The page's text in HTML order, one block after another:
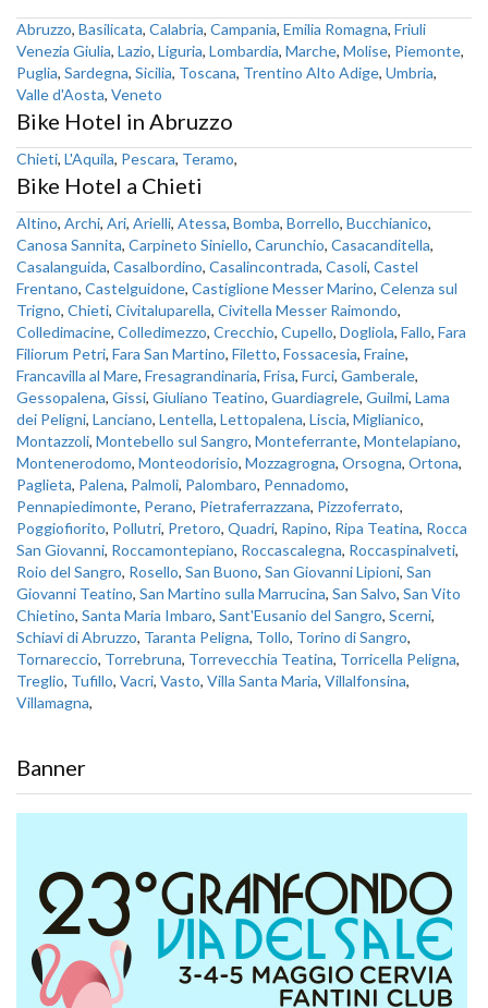
Abruzzo, Basilicata, Calabria, Campania, Emilia Romagna, Friuli
Venezia Giulia, Lazio, Liguria, Lombardia, Marche, Molise, Piemonte,
Puglia, Sardegna, Sicilia, Toscana, Trentino Alto Adige, Umbria,
Valle d'Aosta, Veneto
Bike Hotel in Abruzzo
Chieti, L'Aquila, Pescara, Teramo,
Bike Hotel a Chieti
Altino, Archi, Ari, Arielli, Atessa, Bomba, Borrello, Bucchianico,
Canosa Sannita, Carpineto Siniello, Carunchio, Casacanditella,
Casalanguida, Casalbordino, Casalincontrada, Casoli, Castel
Frentano, Castelguidone, Castiglione Messer Marino, Celenza sul
Trigno, Chieti, Civitaluparella, Civitella Messer Raimondo,
Colledimacine, Colledimezzo, Crecchio, Cupello, Dogliola, Fallo, Fara
Filiorum Petri, Fara San Martino, Filetto, Fossacesia, Fraine,
Francavilla al Mare, Fresagrandinaria, Frisa, Furci, Gamberale,
Gessopalena, Gissi, Giuliano Teatino, Guardiagrele, Guilmi, Lama
dei Peligni, Lanciano, Lentella, Lettopalena, Liscia, Miglianico,
Montazzoli, Montebello sul Sangro, Monteferrante, Montelapiano,
Montenerodomo, Monteodorisio, Mozzagrogna, Orsogna, Ortona,
Paglieta, Palena, Palmoli, Palombaro, Pennadomo,
Pennapiedimonte, Perano, Pietraferrazzana, Pizzoferrato,
Poggiofiorito, Pollutri, Pretoro, Quadri, Rapino, Ripa Teatina, Rocca
San Giovanni, Roccamontepiano, Roccascalegna, Roccaspinalveti,
Roio del Sangro, Rosello, San Buono, San Giovanni Lipioni, San
Giovanni Teatino, San Martino sulla Marrucina, San Salvo, San Vito
Chietino, Santa Maria Imbaro, Sant'Eusanio del Sangro, Scerni,
Schiavi di Abruzzo, Taranta Peligna, Tollo, Torino di Sangro,
Tornareccio, Torrebruna, Torrevecchia Teatina, Torricella Peligna,
Treglio, Tufillo, Vacri, Vasto, Villa Santa Maria, Villalfonsina,
Villamagna,
Banner